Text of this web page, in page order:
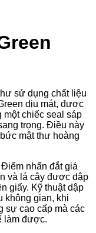
sử dụng chất liệu
dịu mát, được
một chiếc seal sáp
trọng. Điều này
mật thư hoàng
Điểm nhấn đắt giá
và lá cây được dập
giấy. Kỹ thuật dập
không gian, khi
sự cao cấp mà các
làm được.